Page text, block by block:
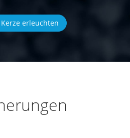
erleuchten